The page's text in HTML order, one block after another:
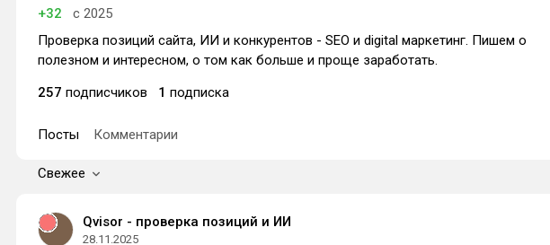
+32
с 2025
Проверка позиций сайта, ИИ и конкурентов - SEO и digital маркетинг. Пишем о
полезном и интересном, о том как больше и проще заработать.
257 подписчиков 1 подписка
Посты Комментарии
Свежее
Qvisor - проверка позиций и ИИ
28.11.2025